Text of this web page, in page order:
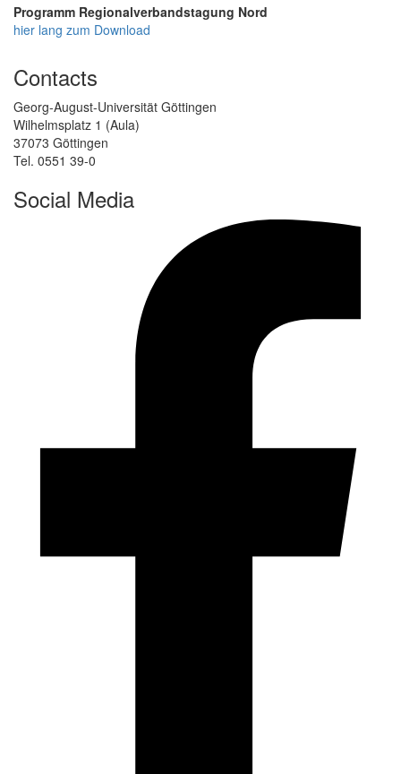
Programm Regionalverbandstagung Nord
hier lang zum Download
Contacts
Georg-August-Universität Göttingen
Wilhelmsplatz 1 (Aula)
37073 Göttingen
Tel. 0551 39-0
Social Media